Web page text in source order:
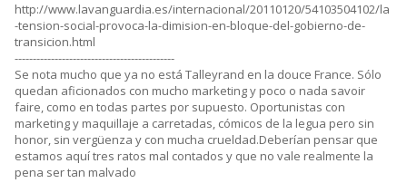
http://www.lavanguardia.es/internacional/20110120/54103504102/la
-tension-social-provoca-la-dimision-en-bloque-del-gobierno-de-
transicion.html
--------------------------------------------
Se nota mucho que ya no está Talleyrand en la douce France. Sólo
quedan aficionados con mucho marketing y poco o nada savoir
faire, como en todas partes por supuesto. Oportunistas con
marketing y maquillaje a carretadas, cómicos de la legua pero sin
honor, sin vergüenza y con mucha crueldad.Deberían pensar que
estamos aquí tres ratos mal contados y que no vale realmente la
pena ser tan malvado